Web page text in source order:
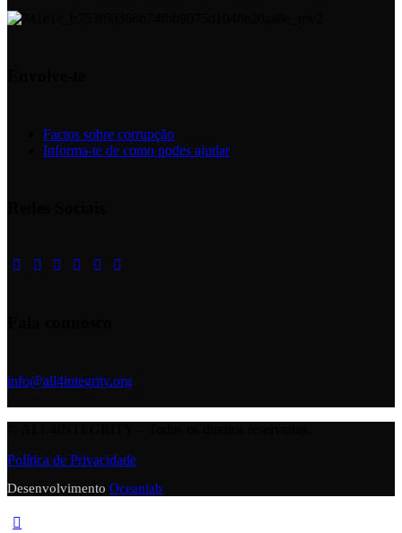
Factos sobre corrupção
Informa-te de como podes ajudar
info@all4integrity.org
Política de Privacidade
Desenvolvimento Oceanlab